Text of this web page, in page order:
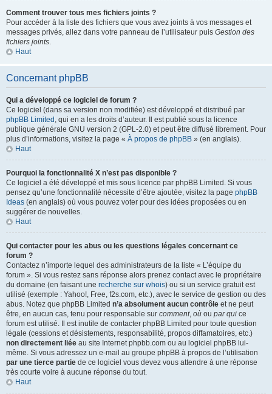
Comment trouver tous mes fichiers joints ?
Pour accéder à la liste des fichiers que vous avez joints à vos messages et
messages privés, allez dans votre panneau de l’utilisateur puis Gestion des
fichiers joints.
Haut
Concernant phpBB
Qui a développé ce logiciel de forum ?
Ce logiciel (dans sa version non modifiée) est développé et distribué par
phpBB Limited , qui en a les droits d’auteur. Il est publié sous la licence
publique générale GNU version 2 (GPL-2.0) et peut être diffusé librement. Pour
plus d’informations, visitez la page « À propos de phpBB » (en anglais).
Haut
Pourquoi la fonctionnalité X n’est pas disponible ?
Ce logiciel a été développé et mis sous licence par phpBB Limited. Si vous
pensez qu’une fonctionnalité nécessite d’être ajoutée, visitez la page phpBB
Ideas (en anglais) où vous pouvez voter pour des idées proposées ou en
suggérer de nouvelles.
Haut
Qui contacter pour les abus ou les questions légales concernant ce
forum ?
Contactez n’importe lequel des administrateurs de la liste « L’équipe du
forum ». Si vous restez sans réponse alors prenez contact avec le propriétaire
du domaine (en faisant une recherche sur whois) ou si un service gratuit est
utilisé (exemple : Yahoo!, Free, f2s.com, etc.), avec le service de gestion ou des
abus. Notez que phpBB Limited n’a absolument aucun contrôle et ne peut
être, en aucun cas, tenu pour responsable sur comment, où ou par qui ce
forum est utilisé. Il est inutile de contacter phpBB Limited pour toute question
légale (cessions et désistements, responsabilité, propos diffamatoires, etc.)
non directement liée au site Internet phpbb.com ou au logiciel phpBB lui-
même. Si vous adressez un e-mail au groupe phpBB à propos de l’utilisation
par une tierce partie de ce logiciel vous devez vous attendre à une réponse
très courte voire à aucune réponse du tout.
Haut